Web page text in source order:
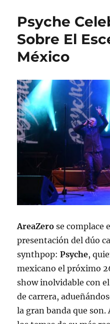
Psyche
Sobre El
México
AreaZero se complace
presentación del dúo
synthpop:Psyche,
mexicano el próximo
show inolvidable con
de carrera,
la gran banda que